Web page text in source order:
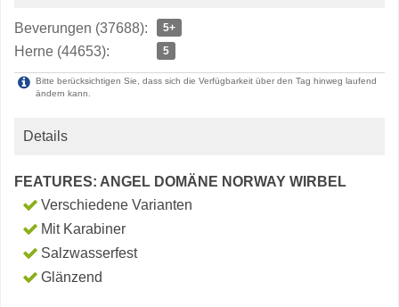
Beverungen (37688): 5+
Herne (44653): 5
Bitte berücksichtigen Sie, dass sich die Verfügbarkeit über den Tag hinweg laufend
ändern kann.
Details
FEATURES: ANGEL DOMÄNE NORWAY WIRBEL
Verschiedene Varianten
Mit Karabiner
Salzwasserfest
Glänzend